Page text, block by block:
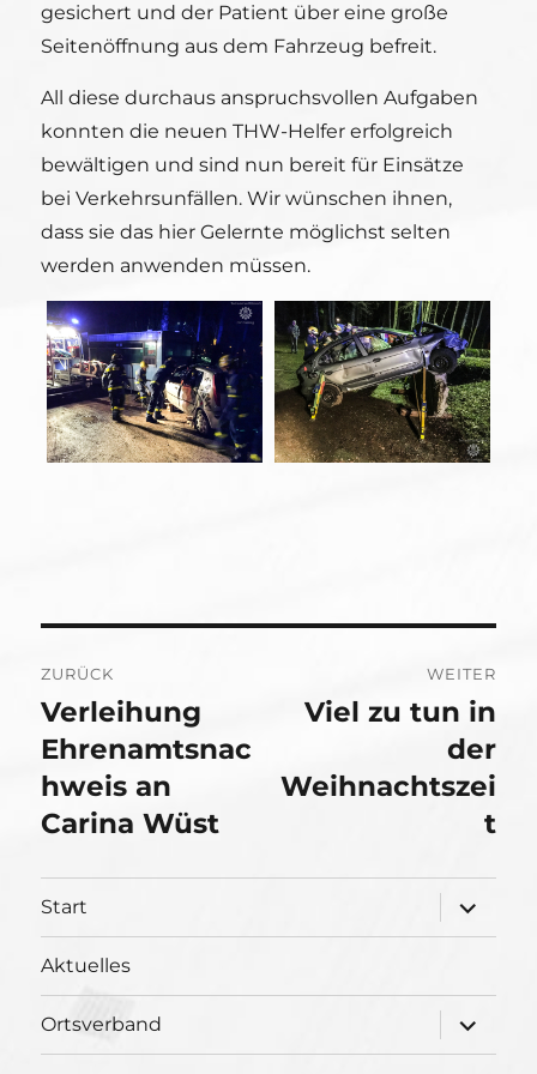
gesichert und der Patient über eine große
Seitenöffnung aus dem Fahrzeug befreit.
All diese durchaus anspruchsvollen Aufgaben
konnten die neuen THW-Helfer erfolgreich
bewältigen und sind nun bereit für Einsätze
bei Verkehrsunfällen. Wir wünschen ihnen,
dass sie das hier Gelernte möglichst selten
werden anwenden müssen.
ZURÜCK
Vorheriger
Beitrag:
Verleihung
Ehrenamtsnac
hweis an
Carina Wüst
WEITER
Nächster
Viel zu tun in
der
Weihnachtszei
t
Start
öffnen
Aktuelles
Ortsverband
öffnen